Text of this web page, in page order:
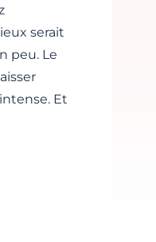
serait
peu. Le
Et